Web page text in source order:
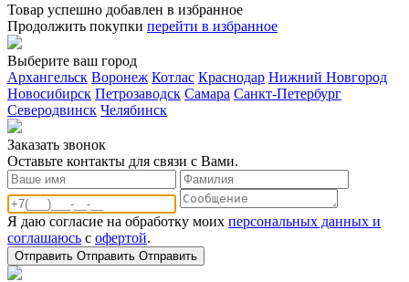
Товар успешно добавлен в избранное
Продолжить покупки перейти в избранное
Выберите ваш город
Архангельск Воронеж Котлас Краснодар Нижний Новгород
Новосибирск Петрозаводск Самара Санкт-Петербург
Северодвинск Челябинск
Заказать звонoк
Оставьте контакты для связи с Вами.
Я даю согласие на обработку моих персональных данных и
соглашаюсь с офертой.
Отправить Отправить Отправить